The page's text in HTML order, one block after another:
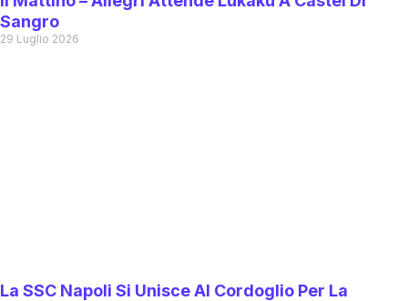
Sangro
29 Luglio 2026
La SSC Napoli Si Unisce Al Cordoglio Per La